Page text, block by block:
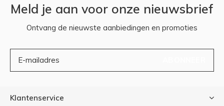
Meld je aan voor onze nieuwsbrief
Ontvang de nieuwste aanbiedingen en promoties
Klantenservice